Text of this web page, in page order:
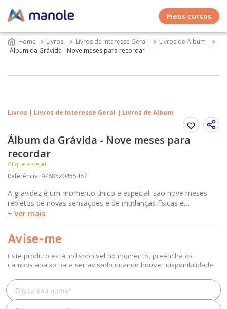
Meus cursos
Livros Livros de Interesse Geral
Livros de Album
Álbum da Grávida - Nove meses para recordar
Livros | Livros de Interesse Geral | Livros de Album
Álbum da Grávida - Nove meses para
recordar
Clique e veja!
Referência: 9788520455487
A gravidez é um momento único e especial: são nove meses
repletos de novas sensações e de mudanças físicas e
emocionais na futura mamãe.Este álbum acompanhará essa
ser anotadas, além dos registros mês a mês do
desenvolvimento do bebê.Outras características:- Capítulos que
acompanham os meses de gravidez.- Compartimento para
guardar documentos, cartões e lembranças.- Páginas para colar
+ Ver mais
Avise-me
Este produto está indisponível no momento, preencha os
campos abaixo para ser avisado quando houver disponibilidade.